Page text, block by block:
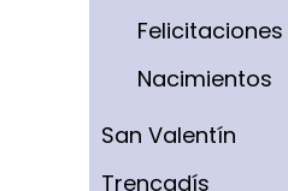
Felicitaciones
Nacimientos
San Valentín
Trencadís